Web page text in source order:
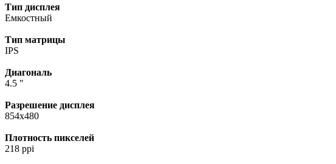
Тип дисплея
Емкостный
Тип матрицы
IPS
Диагональ
4.5 "
Разрешение дисплея
854x480
Плотность пикселей
218 ppi